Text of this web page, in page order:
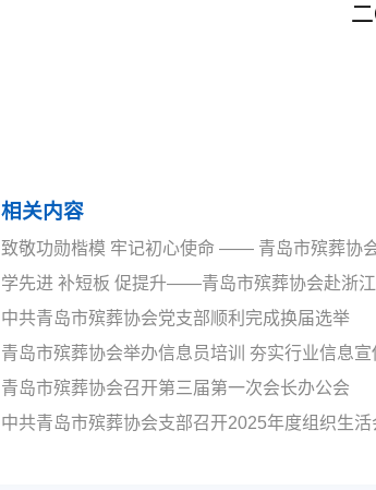
二
相关内容
致敬功勋楷模 牢记初心使命 —— 青岛市殡葬协
学先进 补短板 促提升——青岛市殡葬协会赴浙
中共青岛市殡葬协会党支部顺利完成换届选举
青岛市殡葬协会举办信息员培训 夯实行业信息宣
青岛市殡葬协会召开第三届第一次会长办公会
中共青岛市殡葬协会支部召开2025年度组织生活